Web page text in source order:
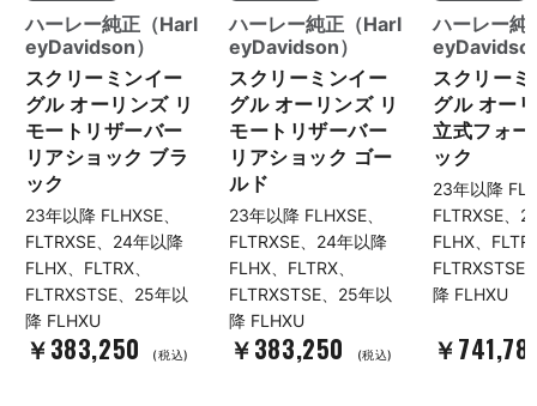
ハーレー純正（Harl
eyDavidson）
スクリーミンイー
グル オーリンズ リ
モートリザーバー
リアショック ブラ
ック
23年以降 FLHXSE、
FLTRXSE、24年以降
FLHX、FLTRX、
FLTRXSTSE、25年以
降 FLHXU
￥383,250 (税込)
ハーレー純正（Harl
eyDavidson）
スクリーミンイー
グル オーリンズ リ
モートリザーバー
リアショック ゴー
ルド
23年以降 FLHXSE、
FLTRXSE、24年以降
FLHX、FLTRX、
FLTRXSTSE、25年以
降 FLHXU
￥383,250 (税込)
ハーレー純
スクリー
グル オー
立式フォ
ック
23年以降
FLTRXSE、
FLHX、
FLTRXSTSE
降 FLHXU
￥